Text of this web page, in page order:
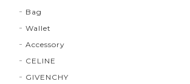
Bag
Wallet
Accessory
CELINE
GIVENCHY